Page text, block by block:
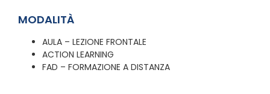
MODALITÀ
AULA – LEZIONE FRONTALE
ACTION LEARNING
FAD – FORMAZIONE A DISTANZA